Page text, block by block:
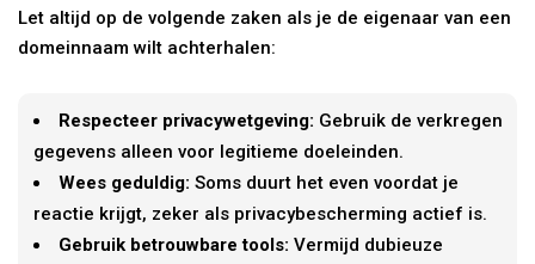
Let altijd op de volgende zaken als je de eigenaar van een
domeinnaam wilt achterhalen:
Respecteer privacywetgeving: Gebruik de verkregen
gegevens alleen voor legitieme doeleinden.
Wees geduldig: Soms duurt het even voordat je
reactie krijgt, zeker als privacybescherming actief is.
Gebruik betrouwbare tools: Vermijd dubieuze